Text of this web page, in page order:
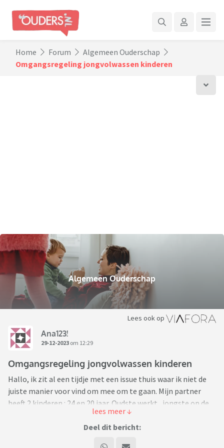
Home Forum
Algemeen Ouderschap
Omgangsregeling jongvolwassen kinderen
Algemeen Ouderschap
Lees ook op
Ana123!
29-12-2023 om 12:29
Omgangsregeling jongvolwassen kinderen
Hallo, ik zit al een tijdje met een issue thuis waar ik niet de
juiste manier voor vind om mee om te gaan. Mijn partner
heeft 2 kinderen : 24 en 20 jaar. Oudste werkt , jongste op de
hogeschool. Gezien de leeftijd van de kinderen willen wij de “
omgangsregeling “ aanpassen maar weten niet goed hoe dit
Deel dit bericht: